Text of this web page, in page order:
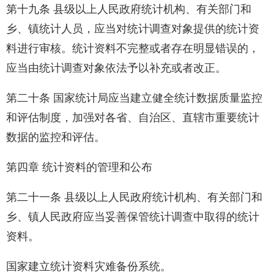
第十九条 县级以上人民政府统计机构、有关部门和
乡、镇统计人员，应当对统计调查对象提供的统计资
料进行审核。统计资料不完整或者存在明显错误的，
应当由统计调查对象依法予以补充或者改正。
第二十条 国家统计局应当建立健全统计数据质量监控
和评估制度，加强对各省、自治区、直辖市重要统计
数据的监控和评估。
第四章 统计资料的管理和公布
第二十一条 县级以上人民政府统计机构、有关部门和
乡、镇人民政府应当妥善保管统计调查中取得的统计
资料。
国家建立统计资料灾难备份系统。